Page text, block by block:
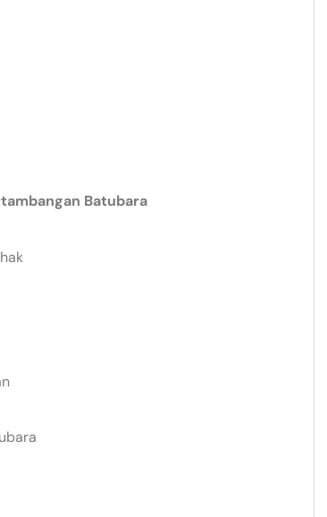
Batubara